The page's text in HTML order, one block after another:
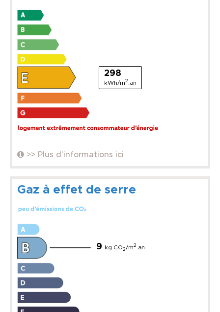
298
kWh/m2 .an
>> Plus d'informations ici
Gaz à effet de serre
9 kg CO2/m2 .an